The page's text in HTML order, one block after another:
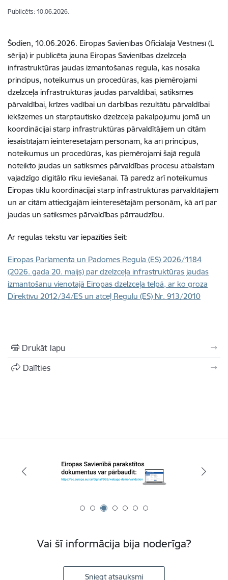
Publicēts: 10.06.2026.
Šodien, 10.06.2026. Eiropas Savienības Oficiālajā Vēstnesī (L
sērija) ir publicēta jauna Eiropas Savienības dzelzceļa
infrastruktūras jaudas izmantošanas regula, kas nosaka
principus, noteikumus un procedūras, kas piemērojami
dzelzceļa infrastruktūras jaudas pārvaldībai, satiksmes
pārvaldībai, krīzes vadībai un darbības rezultātu pārvaldībai
iekšzemes un starptautisko dzelzceļa pakalpojumu jomā un
koordinācijai starp infrastruktūras pārvaldītājiem un citām
iesaistītajām ieinteresētajām personām, kā arī principus,
noteikumus un procedūras, kas piemērojami šajā regulā
noteikto jaudas un satiksmes pārvaldības procesu atbalstam
vajadzīgo digitālo rīku ieviešanai. Tā paredz arī noteikumus
Eiropas tīklu koordinācijai starp infrastruktūras pārvaldītājiem
un ar citām attiecīgajām ieinteresētajām personām, kā arī par
jaudas un satiksmes pārvaldības pārraudzību.
Ar regulas tekstu var iepazīties šeit:
Eiropas Parlamenta un Padomes Regula (ES) 2026/1184
(2026. gada 20. maijs) par dzelzceļa infrastruktūras jaudas
izmantošanu vienotajā Eiropas dzelzceļa telpā, ar ko groza
Direktīvu 2012/34/ES un atceļ Regulu (ES) Nr. 913/2010
Drukāt lapu
Dalīties
Vai šī informācija bija noderīga?
Sniegt atsauksmi